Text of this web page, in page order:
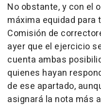
No obstante, y con el
máxima equidad para
Comisión de
ayer que el ejercicio
cuenta ambas
quienes hayan
de ese apartado,
asignará la nota más